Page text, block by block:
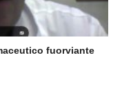
fuorviante